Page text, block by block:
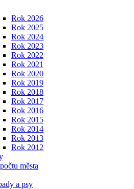
Rok 2026
Rok 2025
Rok 2024
Rok 2023
Rok 2022
Rok 2021
Rok 2020
Rok 2019
Rok 2018
Rok 2017
Rok 2016
Rok 2015
Rok 2014
Rok 2013
Rok 2012
města
a psy